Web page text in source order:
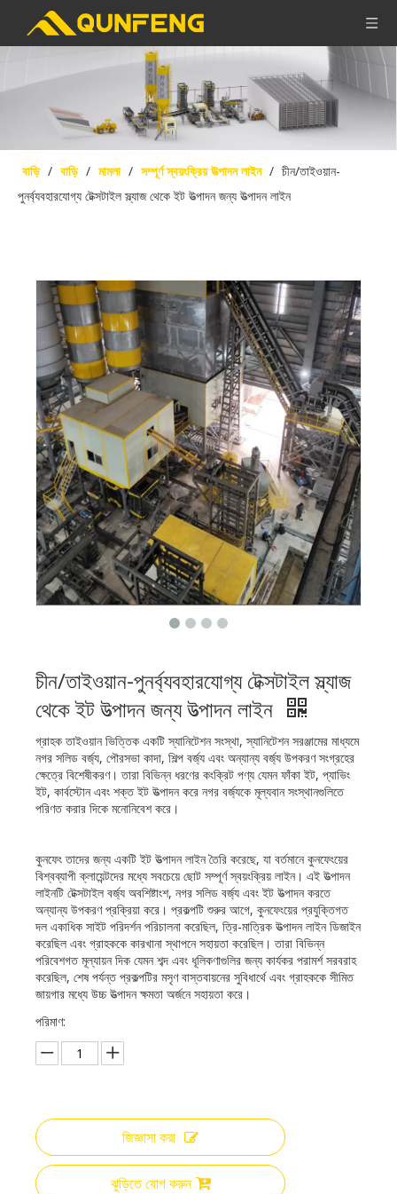
বাড়ি / বাড়ি / মামলা / সম্পূর্ণ স্বয়ংক্রিয় উত্পাদন লাইন / চীন/তাইওয়ান-
পুনর্ব্যবহারযোগ্য টেক্সটাইল স্ল্যাজ থেকে ইট উত্পাদন জন্য উত্পাদন লাইন
চীন/তাইওয়ান-পুনর্ব্যবহারযোগ্য টেক্সটাইল স্ল্যাজ
থেকে ইট উত্পাদন জন্য উত্পাদন লাইন
গ্রাহক তাইওয়ান ভিত্তিক একটি স্যানিটেশন সংস্থা, স্যানিটেশন সরঞ্জামের মাধ্যমে
নগর সলিড বর্জ্য, পৌরসভা কাদা, শিল্প বর্জ্য এবং অন্যান্য বর্জ্য উপকরণ সংগ্রহের
ক্ষেত্রে বিশেষীকরণ। তারা বিভিন্ন ধরণের কংক্রিট পণ্য যেমন ফাঁকা ইট, প্যাভিং
ইট, কার্বস্টোন এবং শক্ত ইট উত্পাদন করে নগর বর্জ্যকে মূল্যবান সংস্থানগুলিতে
পরিণত করার দিকে মনোনিবেশ করে।
কুনফেং তাদের জন্য একটি ইট উত্পাদন লাইন তৈরি করেছে, যা বর্তমানে কুনফেংয়ের
বিশ্বব্যাপী ক্লায়েন্টদের মধ্যে সবচেয়ে ছোট সম্পূর্ণ স্বয়ংক্রিয় লাইন। এই উত্পাদন
লাইনটি টেক্সটাইল বর্জ্য অবশিষ্টাংশ, নগর সলিড বর্জ্য এবং ইট উত্পাদন করতে
অন্যান্য উপকরণ প্রক্রিয়া করে। প্রকল্পটি শুরুর আগে, কুনফেংয়ের প্রযুক্তিগত
দল একাধিক সাইট পরিদর্শন পরিচালনা করেছিল, ত্রি-মাত্রিক উত্পাদন লাইন ডিজাইন
করেছিল এবং গ্রাহককে কারখানা স্থাপনে সহায়তা করেছিল। তারা বিভিন্ন
পরিবেশগত মূল্যায়ন দিক যেমন শব্দ এবং ধূলিকণাগুলির জন্য কার্যকর পরামর্শ সরবরাহ
করেছিল, শেষ পর্যন্ত প্রকল্পটির মসৃণ বাস্তবায়নের সুবিধার্থে এবং গ্রাহককে সীমিত
জায়গার মধ্যে উচ্চ উত্পাদন ক্ষমতা অর্জনে সহায়তা করে।
পরিমাণ:
জিজ্ঞাসা করা
ঝুড়িতে যোগ করুন